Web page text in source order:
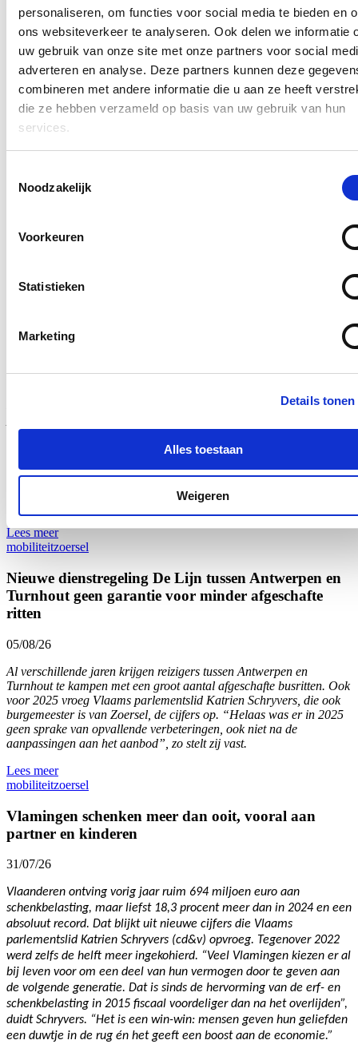
personaliseren, om functies voor social media te bieden en
ons websiteverkeer te analyseren. Ook delen we informatie
uw gebruik van onze site met onze partners voor social
adverteren en analyse. Deze partners kunnen deze
combineren met andere informatie die u aan ze heeft
die ze hebben verzameld op basis van uw gebruik van hun
services.
Noodzakelijk
Voorkeuren
Statistieken
Marketing
Details tonen
Alles toestaan
Weigeren
Blijf op de hoogte
Ontvang de nieuwsbrief van Katrien.
E-mailadres
Postcode
Klikhierom de privacyvoorwaarden te raadplegen
Nieuws
Al meer dan 6 miljoen euro uitgegeven voor
In totaal werd al meer dan 6,1 miljoen euro uitgegeven voor
N12 tussen Westmalle en Sint-Antonius. Dat vernam Vlaams
in antwoord op een parlementaire vraag. Nochtans lijkt de effectieve
realisatie nog ver af. Het voorbije half jaar werden immers slechts
Schryvers bekwam. Het parlementslid reageert bezorgd: “Ik roep de
minister op terug een versnelling hoger te schakelen, anders is al
het eerdere werk en het geïnvesteerde geld voor niets geweest.”
Lees meer
mobiliteitzoersel
Nieuwe dienstregeling De Lijn tussen Antwerpen en
Turnhout geen garantie voor minder afgeschafte
ritten
05/08/26
Al verschillende jaren krijgen reizigers tussen Antwerpen en
Turnhout te kampen met een groot aantal afgeschafte busritten. Ook
voor 2025 vroeg Vlaams parlementslid Katrien Schryvers, die ook
burgemeester is van Zoersel, de cijfers op. “Helaas was er in 2025
geen sprake van opvallende verbeteringen, ook niet na de
aanpassingen aan het aanbod”, zo stelt zij vast.
Lees meer
mobiliteitzoersel
Vlamingen schenken meer dan ooit, vooral aan
partner en kinderen
31/07/26
Vlaanderen ontving vorig jaar ruim 694 miljoen euro aan
schenkbelasting, maar liefst 18,3 procent meer dan in 2024 en een
absoluut record. Dat blijkt uit nieuwe cijfers die Vlaams
parlementslid Katrien Schryvers (cd&v) opvroeg. Tegenover 2022
werd zelfs de helft meer ingekohierd. “Veel Vlamingen kiezen er al
bij leven voor om een deel van hun vermogen door te geven aan
de volgende generatie. Dat is sinds de hervorming van de erf- en
schenkbelasting in 2015 fiscaal voordeliger dan na het overlijden”,
duidt Schryvers. “Het is een win-win: mensen geven hun geliefden
een duwtje in de rug én het geeft een boost aan de economie.”